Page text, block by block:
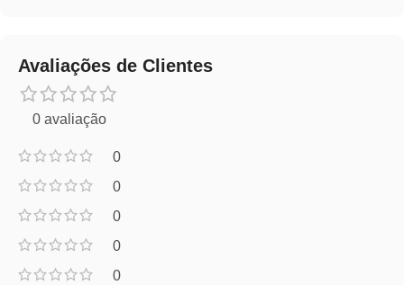
Avaliações de Clientes
0 avaliação
0
0
0
0
0